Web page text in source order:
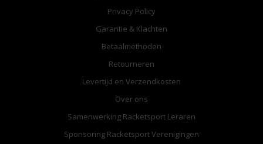
Privacy Policy
Garantie & Klachten
Betaalmethoden
Retourneren
Levertijd en Verzendkosten
Over ons
Samenwerking Racketsport Leraren
Sponsoring Racketsport Verenigingen